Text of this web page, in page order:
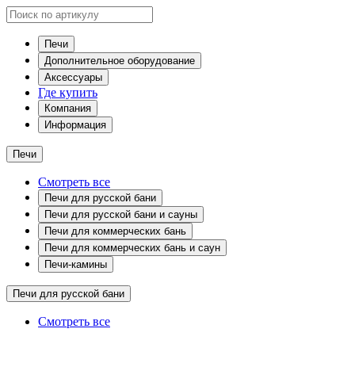
Печи
Дополнительное оборудование
Аксессуары
Где купить
Компания
Информация
Печи
Смотреть все
Печи для русской бани
Печи для русской бани и сауны
Печи для коммерческих бань
Печи для коммерческих бань и саун
Печи-камины
Печи для русской бани
Смотреть все